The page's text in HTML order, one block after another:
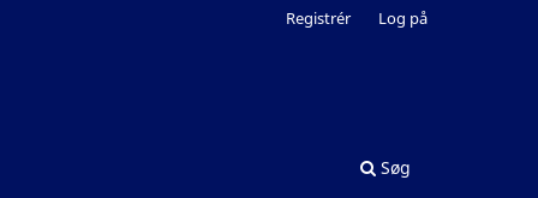
Søg
Registrér Log på